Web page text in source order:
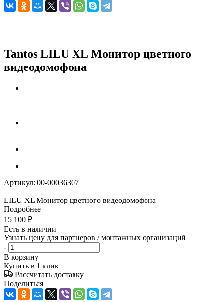
Tantos LILU XL Монитор цветного
видеодомофона
Артикул: 00-00036307
LILU XL Монитор цветного видеодомофона
Подробнее
15 100 ₽
Есть в наличии
Узнать цену для партнеров / монтажных организаций
-
+
В корзину
Купить в 1 клик
Рассчитать доставку
Поделиться